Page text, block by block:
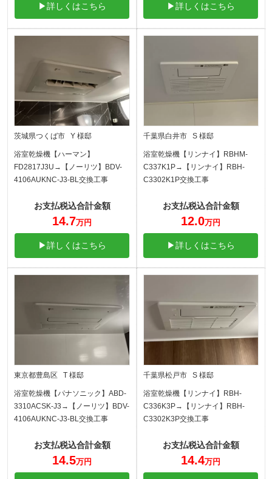
▶詳しくはこちら ▶詳しくはこちら
茨城県つくば市 Y 様邸
浴室乾燥機【ハーマン】
FD2817J3U→【ノーリツ】BDV-
4106AUKNC-J3-BL交換工事
お支払税込合計金額
14.7万円
▶詳しくはこちら
千葉県白井市 S 様邸
浴室乾燥機【リンナイ】RBHM-
C337K1P→【リンナイ】RBH-
C3302K1P交換工事
お支払税込合計金額
12.0万円
▶詳しくはこちら
東京都豊島区 T 様邸
浴室乾燥機【パナソニック】ABD-
3310ACSK-J3→【ノーリツ】BDV-
4106AUKNC-J3-BL交換工事
お支払税込合計金額
14.5万円
千葉県松戸市 S 様邸
浴室乾燥機【リンナイ】RBH-
C336K3P→【リンナイ】RBH-
C3302K3P交換工事
お支払税込合計金額
14.4万円